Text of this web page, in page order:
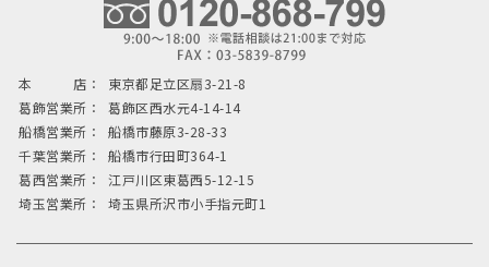
本 店：
東京都足立区扇3-21-8
葛飾営業所：
葛飾区西水元4-14-14
船橋営業所：
船橋市藤原3-28-33
千葉営業所：
船橋市行田町364-1
葛西営業所：
江戸川区東葛西5-12-15
埼玉営業所：
埼玉県所沢市小手指元町1